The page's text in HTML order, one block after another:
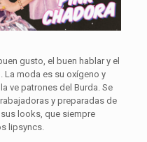
gusto, el buen hablar y el
La moda es su oxígeno y
ve patrones del Burda. Se
y preparadas de
looks, que siempre
lipsyncs.